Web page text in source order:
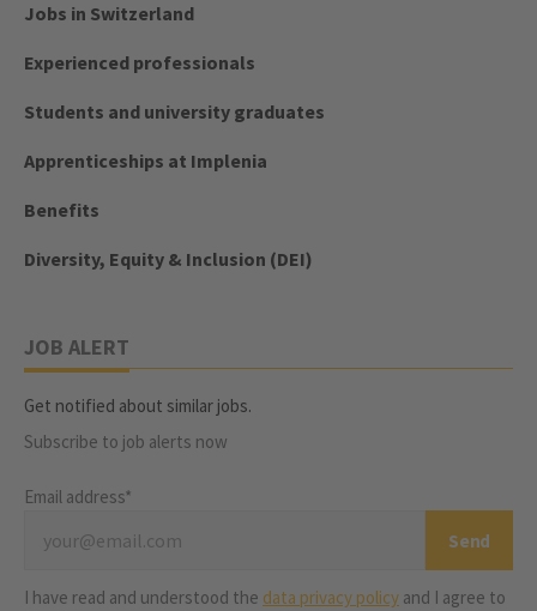
Jobs in Switzerland
Experienced professionals
Students and university graduates
Apprenticeships at Implenia
Benefits
Diversity, Equity & Inclusion (DEI)
JOB ALERT
Get notified about similar jobs.
Subscribe to job alerts now
Email address*
I have read and understood the data privacy policy and I agree to